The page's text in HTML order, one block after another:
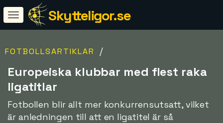
Skytteligor.se
FOTBOLLSARTIKLAR /
Europeiska klubbar med flest raka
ligatitlar
Fotbollen blir allt mer konkurrensutsatt, vilket
är anledningen till att en ligatitel är så